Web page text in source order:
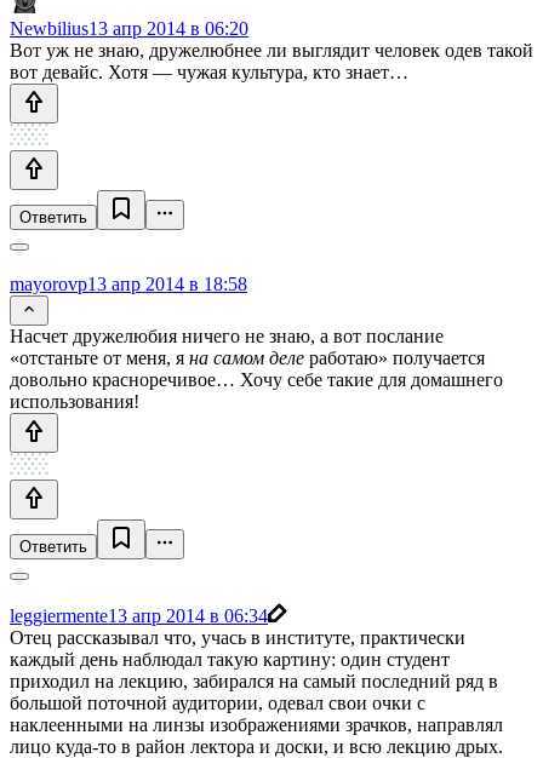
Newbilius13 апр 2014 в 06:20
Вот уж не знаю, дружелюбнее ли выглядит человек одев такой
вот девайс. Хотя — чужая культура, кто знает…
Ответить
mayorovp13 апр 2014 в 18:58
Насчет дружелюбия ничего не знаю, а вот послание
«отстаньте от меня, я на самом деле работаю» получается
довольно красноречивое… Хочу себе такие для домашнего
использования!
Ответить
leggiermente13 апр 2014 в 06:34
Отец рассказывал что, учась в институте, практически
каждый день наблюдал такую картину: один студент
приходил на лекцию, забирался на самый последний ряд в
большой поточной аудитории, одевал свои очки с
наклеенными на линзы изображениями зрачков, направлял
лицо куда-то в район лектора и доски, и всю лекцию дрых.